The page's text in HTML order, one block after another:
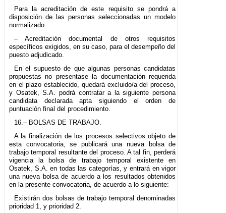
Para la acreditación de este requisito se pondrá a
disposición de las personas seleccionadas un modelo
normalizado.
– Acreditación documental de otros requisitos
específicos exigidos, en su caso, para el desempeño del
puesto adjudicado.
En el supuesto de que algunas personas candidatas
propuestas no presentase la documentación requerida
en el plazo establecido, quedará excluido/a del proceso,
y Osatek, S.A. podrá contratar a la siguiente persona
candidata declarada apta siguiendo el orden de
puntuación final del procedimiento.
16.– BOLSAS DE TRABAJO.
A la finalización de los procesos selectivos objeto de
esta convocatoria, se publicará una nueva bolsa de
trabajo temporal resultante del proceso. A tal fin, perderá
vigencia la bolsa de trabajo temporal existente en
Osatek, S.A. en todas las categorías, y entrará en vigor
una nueva bolsa de acuerdo a los resultados obtenidos
en la presente convocatoria, de acuerdo a lo siguiente:
Existirán dos bolsas de trabajo temporal denominadas
prioridad 1, y prioridad 2.